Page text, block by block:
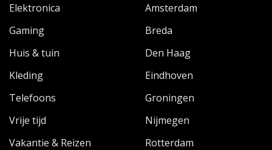
Elektronica
Gaming
Huis & tuin
Kleding
Telefoons
Vrije tijd
Vakantie & Reizen
Amsterdam
Breda
Den Haag
Eindhoven
Groningen
Nijmegen
Rotterdam